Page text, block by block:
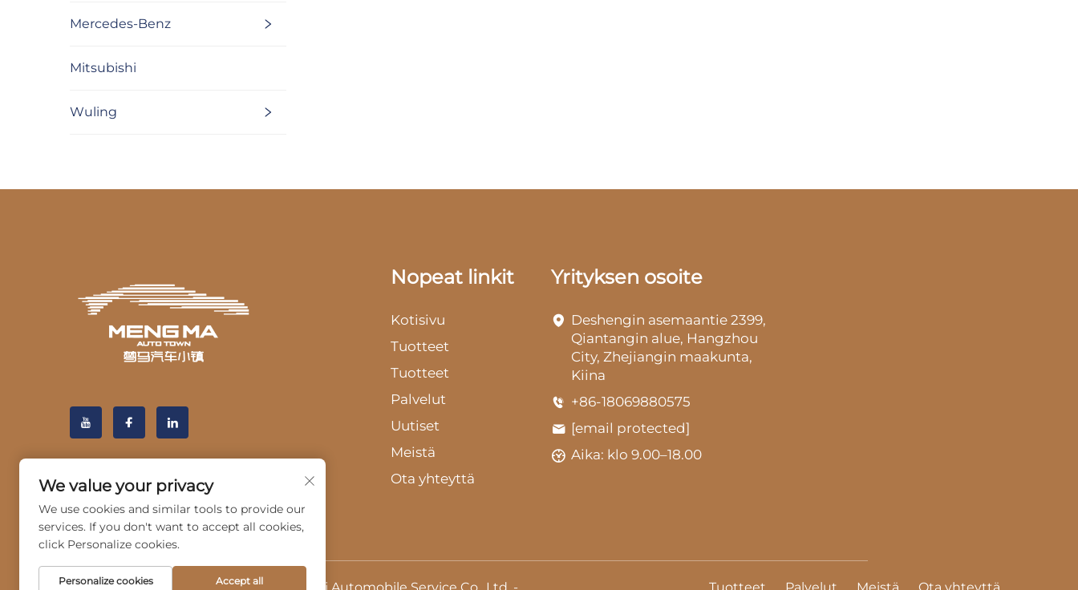
Mercedes-Benz
Mitsubishi
Wuling
Nopeat linkit
Kotisivu
Tuotteet
Tuotteet
Palvelut
Uutiset
Meistä
Ota yhteyttä
Yrityksen osoite
Deshengin asemaantie 2399,
Qiantangin alue, Hangzhou
City, Zhejiangin maakunta,
Kiina
+86-18069880575
[email protected]
Aika: klo 9.00–18.00
We value your privacy
We use cookies and similar tools to provide our
services. If you don't want to accept all cookies,
click Personalize cookies.
Personalize cookies Accept all